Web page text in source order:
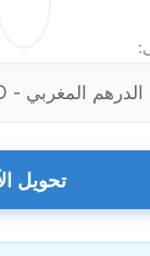
تحويل الآن